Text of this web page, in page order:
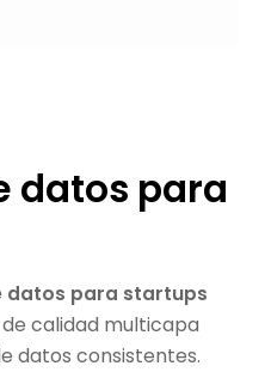
datos para
datos para startups
calidad multicapa
datos consistentes.